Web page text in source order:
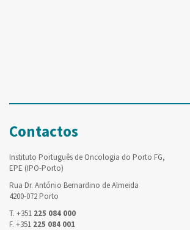
Contactos
Instituto Português de Oncologia do Porto FG,
EPE (IPO-Porto)
Rua Dr. António Bernardino de Almeida
4200-072 Porto
T. +351 225 084 000
F. +351 225 084 001